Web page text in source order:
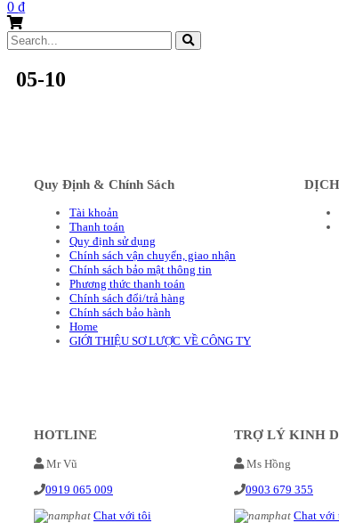
0 ₫
Search
for:
05-10
Quy Định & Chính Sách
Tài khoản
Thanh toán
Quy định sử dụng
Chính sách vận chuyển, giao nhận
Chính sách bảo mật thông tin
Phương thức thanh toán
Chính sách đổi/trả hàng
Chính sách bảo hành
Home
GIỚI THIỆU SƠ LƯỢC VỀ CÔNG TY
HOTLINE
Mr Vũ
0919 065 009
Chat với tôi
TRỢ LÝ KINH
Ms Hồng
0903 679 355
Chat với